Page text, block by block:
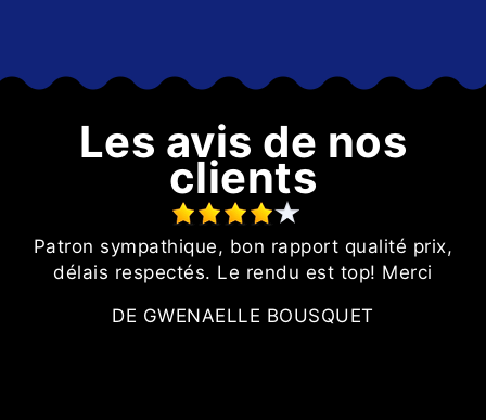
Les avis de nos
clients
Patron sympathique, bon rapport qualité prix,
délais respectés. Le rendu est top! Merci
DE GWENAELLE BOUSQUET